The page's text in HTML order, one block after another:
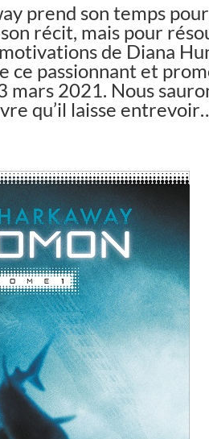
prend son temps
récit, mais pour
de Diana
ce passionnant et
2021. Nous
qu’il laisse